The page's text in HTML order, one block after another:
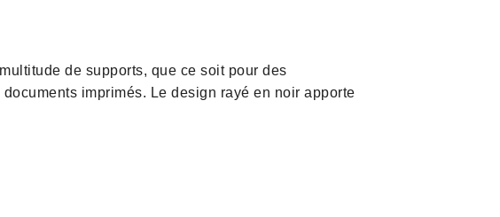
de supports, que ce soit pour des
imprimés. Le design rayé en noir apporte